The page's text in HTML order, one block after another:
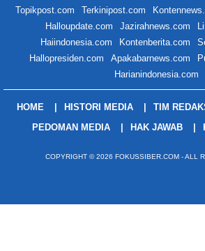
Topikpost.com
Terkinipost.com
Halloupdate.com
Jazirahnews.com
Haiindonesia.com
Kontenberita.com
Hallopresiden.com
Apakabarnews.com
Harianindonesia.com
HOME HISTORI MEDIA TIM
PEDOMAN MEDIA
HAK JAWAB
COPYRIGHT © 2026 FOKUSSIBER.COM - ALL